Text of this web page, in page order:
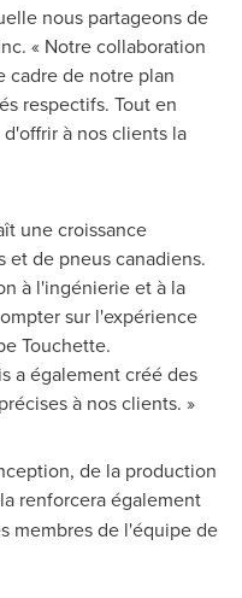
nous partageons de
« Notre collaboration
cadre de notre plan
respectifs. Tout en
à nos clients la
une croissance
de pneus canadiens.
à l'ingénierie et à la
sur l'expérience
Touchette.
a également créé des
à nos clients. »
de la production
renforcera également
membres de l'équipe de